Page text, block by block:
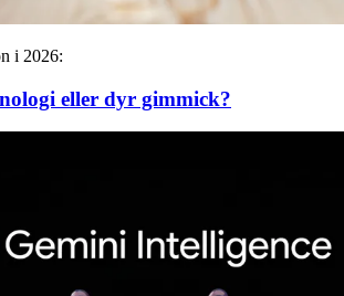
i 2026:
eller dyr gimmick?